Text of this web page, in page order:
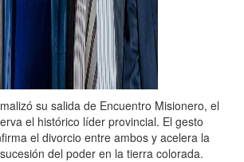
su salida de Encuentro Misionero, el
el histórico líder provincial. El gesto
el divorcio entre ambos y acelera la
del poder en la tierra colorada.